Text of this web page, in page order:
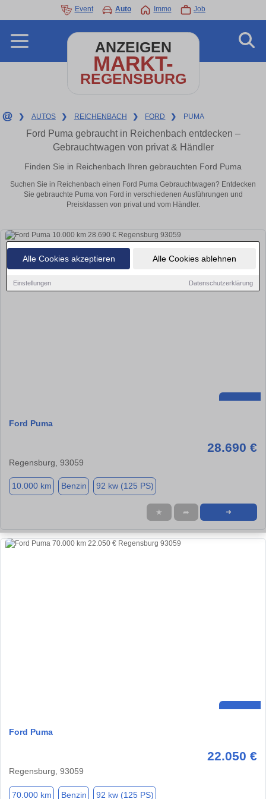
Alle Cookies akzeptieren Alle Cookies ablehnen
Einstellungen Datenschutzerklärung
Event Auto Immo Job
ANZEIGEN
MARKT-
REGENSBURG
❯ AUTOS ❯ REICHENBACH ❯ FORD ❯ PUMA
Ford Puma gebraucht in Reichenbach entdecken –
Gebrauchtwagen von privat & Händler
Finden Sie in Reichenbach Ihren gebrauchten Ford Puma
Suchen Sie in Reichenbach einen Ford Puma Gebrauchtwagen? Entdecken
Sie gebrauchte Puma von Ford in verschiedenen Ausführungen und
Preisklassen von privat und vom Händler.
Ford Puma
28.690 €
Regensburg, 93059
10.000 km Benzin 92 kw (125 PS)
★ ➦ ➜
Ford Puma
22.050 €
Regensburg, 93059
70.000 km Benzin 92 kw (125 PS)